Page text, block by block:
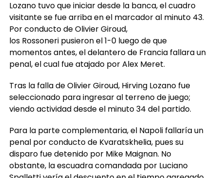
Por conducto de Olivier Giroud,
los Rossoneri pusieron el 1-0 luego de que
momentos antes, el delantero de Francia fallara un
penal, el cual fue atajado por Alex Meret.
Tras la falla de Olivier Giroud, Hirving Lozano fue
seleccionado para ingresar al terreno de juego;
viendo actividad desde el minuto 34 del partido.
Para la parte complementaria, el Napoli fallaría un
penal por conducto de Kvaratskhelia, pues su
disparo fue detenido por Mike Maignan. No
obstante, la escuadra comandada por Luciano
Spalletti vería el descuento en el tiempo agregado
a los 90′ por vía de Victor Osimhen.